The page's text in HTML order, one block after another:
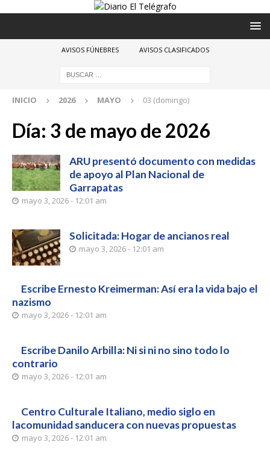
AVISOS FÚNEBRES AVISOS CLASIFICADOS
INICIO 2026 MAYO 03 (domingo)
Día: 3 de mayo de 2026
ARU presentó documento con medidas
de apoyo al Plan Nacional de
Garrapatas
mayo 3, 2026 - 12:01 am
Solicitada: Hogar de ancianos real
mayo 3, 2026 - 12:01 am
Escribe Ernesto Kreimerman: Así era la vida bajo el
nazismo
mayo 3, 2026 - 12:01 am
Escribe Danilo Arbilla: Ni si ni no sino todo lo
contrario
mayo 3, 2026 - 12:01 am
Centro Culturale Italiano, medio siglo en
lacomunidad sanducera con nuevas propuestas
mayo 3, 2026 - 12:01 am